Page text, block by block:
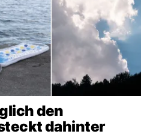
den
dahinter